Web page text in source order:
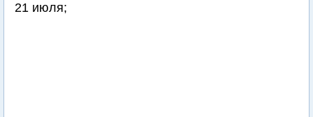
21 июля;